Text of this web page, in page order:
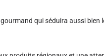
qui séduira aussi bien